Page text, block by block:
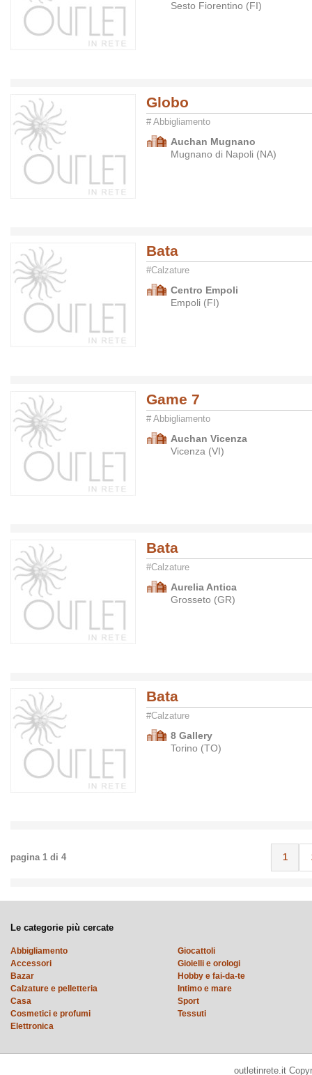
Sesto Fiorentino (FI)
Globo
# Abbigliamento
Auchan Mugnano
Mugnano di Napoli (NA)
Bata
#Calzature
Centro Empoli
Empoli (FI)
Game 7
# Abbigliamento
Auchan Vicenza
Vicenza (VI)
Bata
#Calzature
Aurelia Antica
Grosseto (GR)
Bata
#Calzature
8 Gallery
Torino (TO)
pagina 1 di 4 1
Le categorie più cercate
Abbigliamento
Accessori
Bazar
Calzature e pelletteria
Casa
Cosmetici e profumi
Elettronica
Giocattoli
Gioielli e orologi
Hobby e fai-da-te
Intimo e mare
Sport
Tessuti
outletinrete.it